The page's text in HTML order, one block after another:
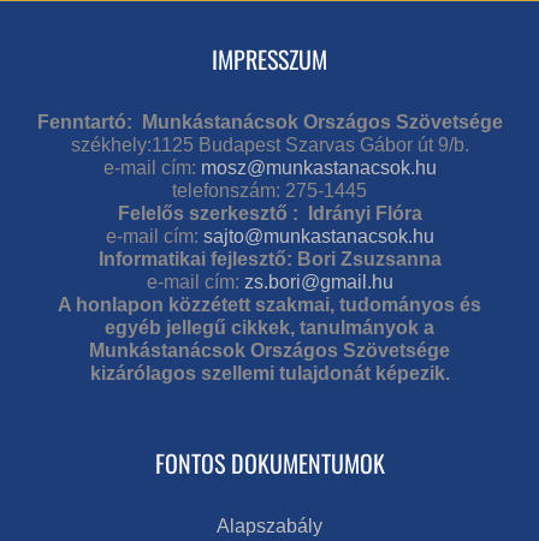
IMPRESSZUM
Fenntartó: Munkástanácsok Országos Szövetsége
székhely:1125 Budapest Szarvas Gábor út 9/b.
e-mail cím: mosz@munkastanacsok.hu
telefonszám: 275-1445
Felelős szerkesztő : Idrányi Flóra
e-mail cím: sajto@munkastanacsok.hu
Informatikai fejlesztő: Bori Zsuzsanna
e-mail cím: zs.bori@gmail.hu
A honlapon közzétett szakmai, tudományos és
egyéb jellegű cikkek, tanulmányok a
Munkástanácsok Országos Szövetsége
kizárólagos szellemi tulajdonát képezik.
FONTOS DOKUMENTUMOK
Alapszabály